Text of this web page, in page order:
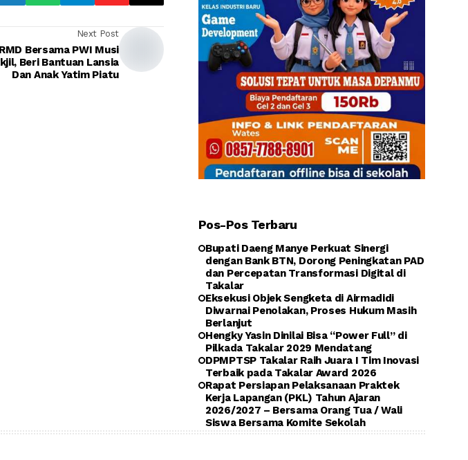
Next Post
Bersama PWI Musi
Beri Bantuan Lansia
Dan Anak Yatim Piatu
Pos-Pos Terbaru
Bupati Daeng Manye Perkuat Sinergi
dengan Bank BTN, Dorong Peningkatan PAD
dan Percepatan Transformasi Digital di
Takalar
Eksekusi Objek Sengketa di Airmadidi
Diwarnai Penolakan, Proses Hukum Masih
Berlanjut
Hengky Yasin Dinilai Bisa “Power Full” di
Pilkada Takalar 2029 Mendatang
DPMPTSP Takalar Raih Juara I Tim Inovasi
Terbaik pada Takalar Award 2026
Rapat Persiapan Pelaksanaan Praktek
Kerja Lapangan (PKL) Tahun Ajaran
2026/2027 – Bersama Orang Tua / Wali
Siswa Bersama Komite Sekolah